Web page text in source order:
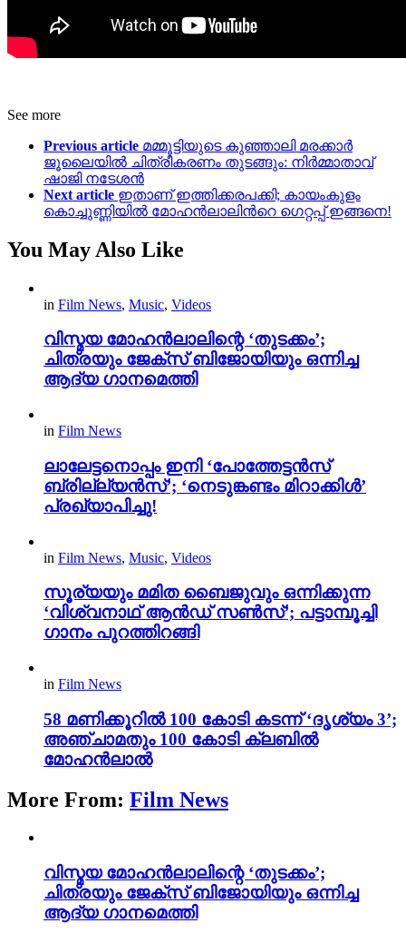
See more
Previous article മമ്മൂട്ടിയുടെ കുഞ്ഞാലി മരക്കാർ
ജൂലൈയിൽ ചിത്രീകരണം തുടങ്ങും: നിർമ്മാതാവ്
ഷാജി നടേശൻ
Next article ഇതാണ് ഇത്തിക്കരപക്കി; കായംകുളം
കൊച്ചുണ്ണിയിൽ മോഹൻലാലിന്‍റെ ഗെറ്റപ്പ് ഇങ്ങനെ!
You May Also Like
in Film News, Music, Videos
വിസ്മയ മോഹൻലാലിന്റെ ‘തുടക്കം’;
ചിത്രയും ജേക്സ് ബിജോയിയും ഒന്നിച്ച
ആദ്യ ഗാനമെത്തി
in Film News
ലാലേട്ടനൊപ്പം ഇനി ‘പോത്തേട്ടൻസ്
ബ്രില്ല്യൻസ്’; ‘നെടുങ്കണ്ടം മിറാക്കിൾ’
പ്രഖ്യാപിച്ചു!
in Film News, Music, Videos
സൂര്യയും മമിത ബൈജുവും ഒന്നിക്കുന്ന
‘വിശ്വനാഥ് ആൻഡ് സൺസ്’; പട്ടാമ്പൂച്ചി
ഗാനം പുറത്തിറങ്ങി
in Film News
58 മണിക്കൂറിൽ 100 കോടി കടന്ന് ‘ദൃശ്യം 3’;
അഞ്ചാമതും 100 കോടി ക്ലബിൽ
മോഹൻലാൽ
More From: Film News
വിസ്മയ മോഹൻലാലിന്റെ ‘തുടക്കം’;
ചിത്രയും ജേക്സ് ബിജോയിയും ഒന്നിച്ച
ആദ്യ ഗാനമെത്തി